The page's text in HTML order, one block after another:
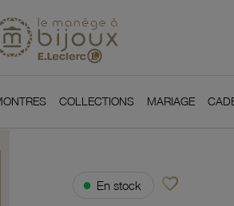
COLLECTIONS MARIAGE
● En stock favorite_borderAjouter à vos